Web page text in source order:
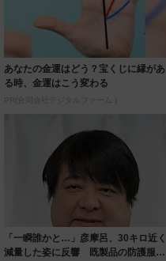
あなたの金運はどう？宝くじに縁があ
る時、金運はこう変わる
PR(合同会社デジタルファーム )
「一瞬誰かと…」彦摩呂、30キロ近く
減量した姿に反響 既製品の防護服が